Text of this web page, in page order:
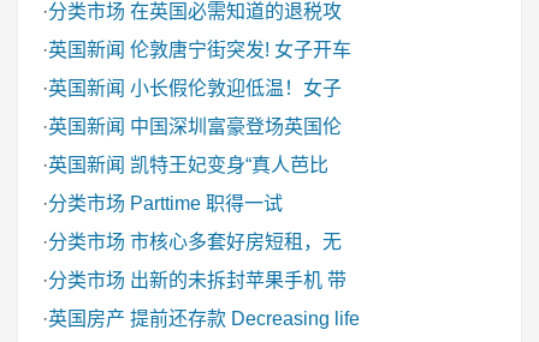
·分类市场 在英国必需知道的退税攻
·英国新闻 伦敦唐宁街突发! 女子开车
·英国新闻 小长假伦敦迎低温！女子
·英国新闻 中国深圳富豪登场英国伦
·英国新闻 凯特王妃变身“真人芭比
·分类市场 Parttime 职得一试
·分类市场 市核心多套好房短租，无
·分类市场 出新的未拆封苹果手机 带
·英国房产 提前还存款 Decreasing life